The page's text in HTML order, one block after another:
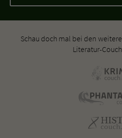
Schau doch mal bei den
Literatur-